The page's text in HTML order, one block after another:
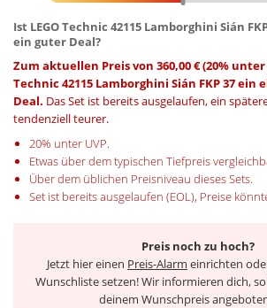
Ist LEGO Technic 42115 Lamborghini Sián
ein guter Deal?
Zum aktuellen Preis von 360,00 € (20% unter
Technic 42115 Lamborghini Sián FKP 37 ein
Deal. Das Set ist bereits ausgelaufen, ein
tendenziell teurer.
20% unter UVP.
Etwas über dem typischen Tiefpreis
Über dem üblichen Preisniveau dieses Sets.
Set ist bereits ausgelaufen (EOL), Preise
Preis noch zu hoch?
Jetzt hier einen Preis-Alarm einrichten
Wunschliste setzen! Wir informieren dich,
deinem Wunschpreis